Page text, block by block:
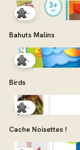
-
Bahuts Malins
-
Birds
-
Cache Noisettes !